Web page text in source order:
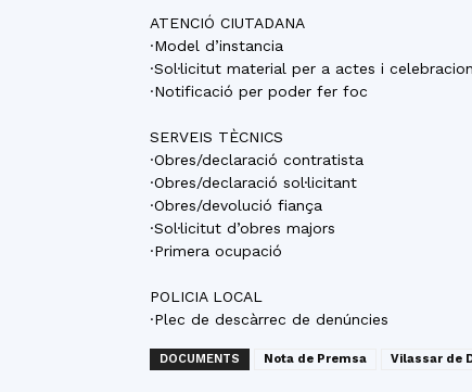
ATENCIÓ CIUTADANA
·Model d’instancia
·Sol·licitut material per a actes i
·Notificació per poder fer foc
SERVEIS TÈCNICS
·Obres/declaració contratista
·Obres/declaració sol·licitant
·Obres/devolució fiança
·Sol·licitut d’obres majors
·Primera ocupació
POLICIA LOCAL
·Plec de descàrrec de denúncies
DOCUMENTS Nota de Premsa Vilassar de